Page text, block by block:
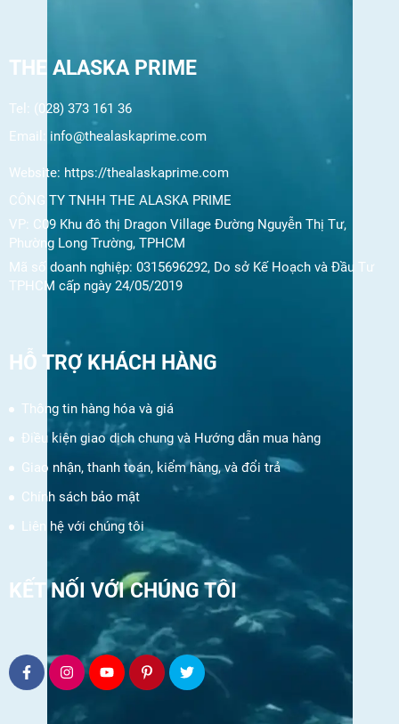
THE ALASKA PRIME
Tel: (028) 373 161 36
Email: info@thealaskaprime.com
Website: https://thealaskaprime.com
CÔNG TY TNHH THE ALASKA PRIME
VP: C09 Khu đô thị Dragon Village Đường Nguyễn Thị Tư,
Phường Long Trường, TPHCM
Mã số doanh nghiệp: 0315696292, Do sở Kế Hoạch và Đầu Tư
TPHCM cấp ngày 24/05/2019
HỖ TRỢ KHÁCH HÀNG
Thông tin hàng hóa và giá
Điều kiện giao dịch chung và Hướng dẫn mua hàng
Giao nhận, thanh toán, kiểm hàng, và đổi trả
Chính sách bảo mật
Liên hệ với chúng tôi
KẾT NỐI VỚI CHÚNG TÔI